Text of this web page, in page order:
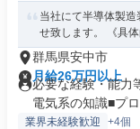
当社にて半導体製
せ致します。 《具
群馬県安中市
月給26万円以上
必要な経験・能力
電気系の知識■プロ
業界未経験歓迎 +4個